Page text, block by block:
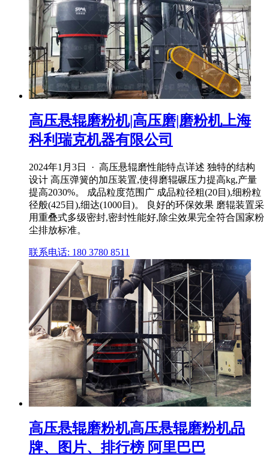
高压悬辊磨粉机|高压磨|磨粉机上海
科利瑞克机器有限公司
2024年1月3日 · 高压悬辊磨性能特点详述 独特的结构
设计 高压弹簧的加压装置,使得磨辊碾压力提高kg,产量
提高2030%。 成品粒度范围广 成品粒径粗(20目),细粉粒
径般(425目),细达(1000目)。 良好的环保效果 磨辊装置采
用重叠式多级密封,密封性能好,除尘效果完全符合国家粉
尘排放标准。
联系电话: 180 3780 8511
高压悬辊磨粉机高压悬辊磨粉机品
牌、图片、排行榜 阿里巴巴